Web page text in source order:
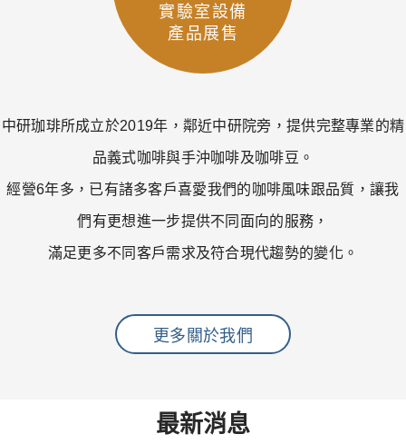
實驗室設備
產品展售
中研珈琲所成立於2019年，鄰近中研院旁，提供完整專業的精
品義式咖啡與手沖咖啡及咖啡豆。
經營6年多，已有諸多客戶喜愛我們的咖啡風味跟品質，讓我
們有更想進一步提供不同面向的服務，
滿足更多不同客戶需求及符合現代趨勢的變化。
更多關於我們
最新消息